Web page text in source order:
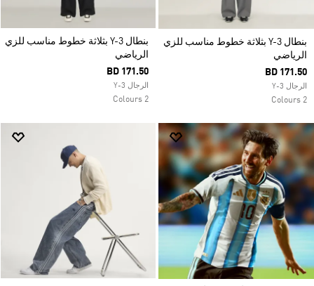
بنطال Y-3 بثلاثة خطوط مناسب للزي
الرياضي
BD 171.50
الرجال Y-3
2 Colours
بنطال Y-3 بثلاثة خطوط مناسب للزي
الرياضي
BD 171.50
الرجال Y-3
2 Colours